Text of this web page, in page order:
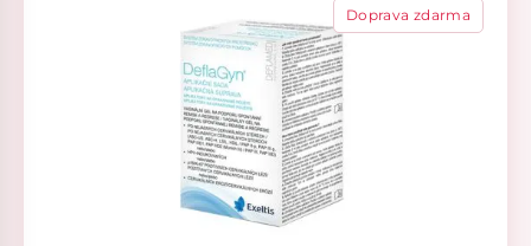
Doprava zdarma